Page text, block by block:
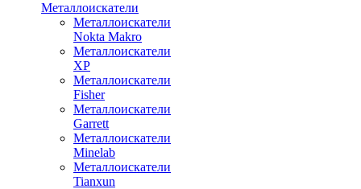
Металлоискатели
Металлоискатели
Nokta Makro
Металлоискатели
XP
Металлоискатели
Fisher
Металлоискатели
Garrett
Металлоискатели
Minelab
Металлоискатели
Tianxun